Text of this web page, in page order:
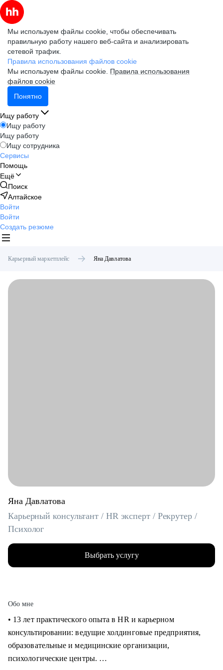
Мы используем файлы cookie, чтобы обеспечивать
правильную работу нашего веб-сайта и анализировать
сетевой трафик.
Правила использования файлов cookie
Мы используем файлы cookie. Правила использования
файлов cookie
Понятно
Ищу работу
Ищу работу
Ищу работу
Ищу сотрудника
Сервисы
Помощь
Ещё
Поиск
Алтайское
Войти
Войти
Создать резюме
Карьерный маркетплейс Яна Давлатова
Яна Давлатова
Карьерный консультант / HR эксперт / Рекрутер /
Психолог
Выбрать услугу
Обо мне
• 13 лет практического опыта в HR и карьерном
консультировании: ведущие холдинговые предприятия,
образовательные и медицинские организации,
психологические центры.